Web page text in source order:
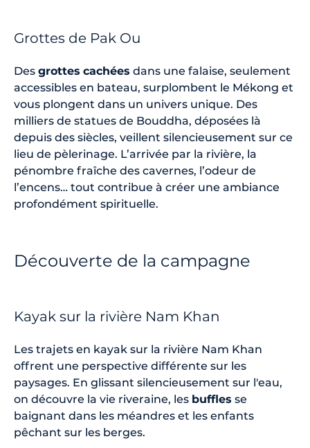
Grottes de Pak Ou
Des grottes cachées dans une falaise, seulement
accessibles en bateau, surplombent le Mékong et
vous plongent dans un univers unique. Des
milliers de statues de Bouddha, déposées là
depuis des siècles, veillent silencieusement sur ce
lieu de pèlerinage. L’arrivée par la rivière, la
pénombre fraîche des cavernes, l’odeur de
l’encens… tout contribue à créer une ambiance
profondément spirituelle.
Découverte de la campagne
Kayak sur la rivière Nam Khan
Les trajets en kayak sur la rivière Nam Khan
offrent une perspective différente sur les
paysages. En glissant silencieusement sur l'eau,
on découvre la vie riveraine, les buffles se
baignant dans les méandres et les enfants
pêchant sur les berges.